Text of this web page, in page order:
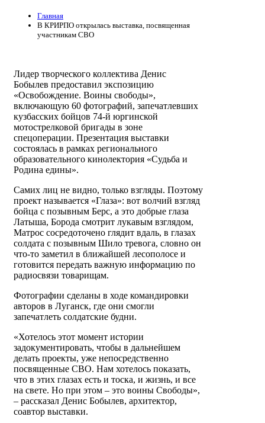
Главная
В КРИРПО открылась выставка, посвященная
участникам СВО
Лидер творческого коллектива Денис
Бобылев предоставил экспозицию
«Освобождение. Воины свободы»,
включающую 60 фотографий, запечатлевших
кузбасских бойцов 74-й юргинской
мотострелковой бригады в зоне
спецоперации. Презентация выставки
состоялась в рамках регионального
образовательного кинолектория «Судьба и
Родина едины».
Самих лиц не видно, только взгляды. Поэтому
проект называется «Глаза»: вот волчий взгляд
бойца с позывным Берс, а это добрые глаза
Латыша, Борода смотрит лукавым взглядом,
Матрос сосредоточено глядит вдаль, в глазах
солдата с позывным Шило тревога, словно он
что-то заметил в ближайшей лесополосе и
готовится передать важную информацию по
радиосвязи товарищам.
Фотографии сделаны в ходе командировки
авторов в Луганск, где они смогли
запечатлеть солдатские будни.
«Хотелось этот момент истории
задокументировать, чтобы в дальнейшем
делать проекты, уже непосредственно
посвященные СВО. Нам хотелось показать,
что в этих глазах есть и тоска, и жизнь, и все
на свете. Но при этом – это воины Свободы»,
– рассказал Денис Бобылев, архитектор,
соавтор выставки.